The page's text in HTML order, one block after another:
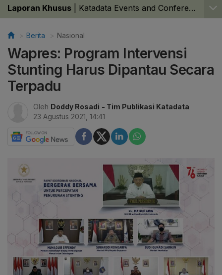
Laporan Khusus Katadata Events and Conferences
Berita Nasional
Wapres: Program Intervensi
Stunting Harus Dipantau Secara
Terpadu
Oleh Doddy Rosadi - Tim Publikasi Katadata
23 Agustus 2021, 14:41